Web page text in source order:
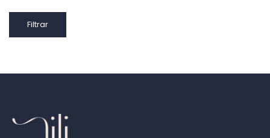
Preço
PreçoFiltrar